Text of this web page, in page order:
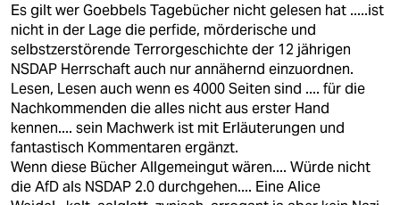
verlag
veranstaltungen
shop
fragen & hilfe
unterstützen
abo
Es gilt wer Goebbels Tagebücher nicht gelesen hat .....ist
nicht in der Lage die perfide, mörderische und
selbstzerstörende Terrorgeschichte der 12 jährigen
NSDAP Herrschaft auch nur annähernd einzuordnen.
Lesen, Lesen auch wenn es 4000 Seiten sind .... für die
Nachkommenden die alles nicht aus erster Hand
kennen.... sein Machwerk ist mit Erläuterungen und
fantastisch Kommentaren ergänzt.
Wenn diese Bücher Allgemeingut wären.... Würde nicht
die AfD als NSDAP 2.0 durchgehen.... Eine Alice